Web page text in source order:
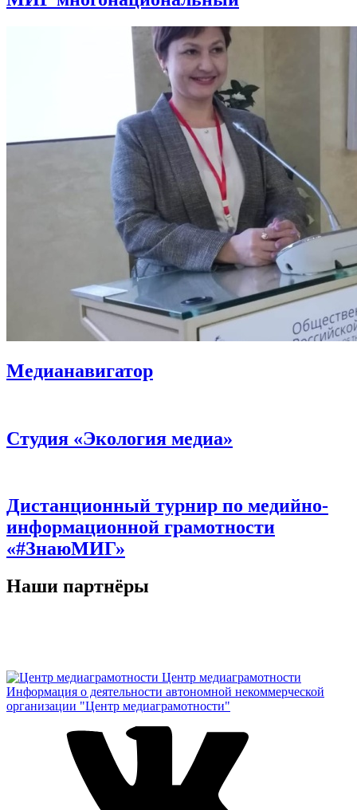
Медианавигатор
Студия «Экология медиа»
Дистанционный турнир по медийно-
информационной грамотности
«#ЗнаюМИГ»
Наши партнёры
Центр медиаграмотности
Информация о деятельности автономной некоммерческой
организации "Центр медиаграмотности"